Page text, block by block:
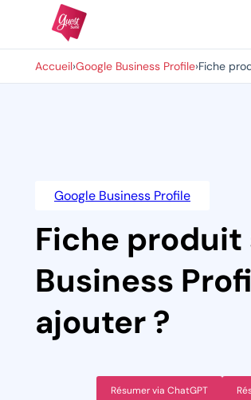
Accueil›Google Business Profile›Fiche
Google Business Profile
Fiche produit
Business
ajouter ?
Résumer via ChatGPT